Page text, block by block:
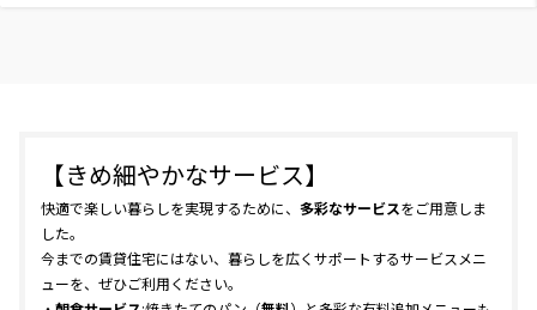
【きめ細やかなサービス】
快適で楽しい暮らしを実現するために、 多彩なサービスをご用意しま
した。
今までの賃貸住宅にはない、暮らしを広くサポートするサービスメニ
ューを、ぜひご利用ください。